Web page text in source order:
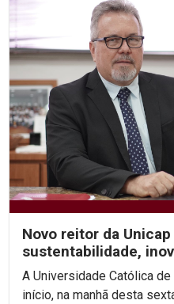
Novo reitor da
sustentabilidade,
A Universidade Católica
início, na manhã desta